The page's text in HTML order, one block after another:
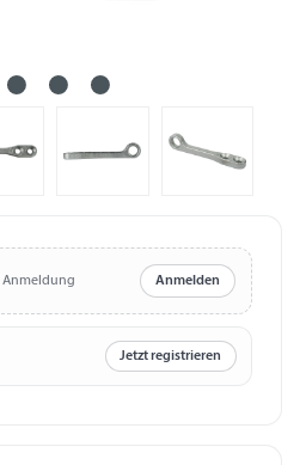
Anmeldung Anmelden
Jetzt registrieren